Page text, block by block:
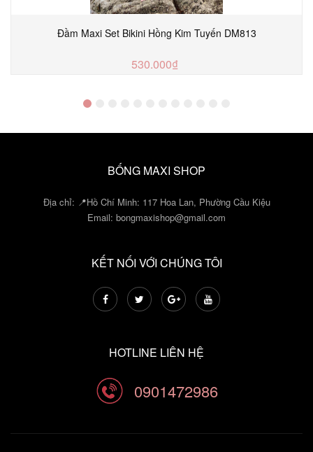
Đầm Maxi Set Bikini Hồng Kim Tuyến DM813
530.000₫
BỐNG MAXI SHOP
Địa chỉ: 📍Hồ Chí Minh: 117 Hoa Lan, Phường Cầu Kiệu
Email: bongmaxishop@gmail.com
KẾT NỐI VỚI CHÚNG TÔI
HOTLINE LIÊN HỆ
0901472986